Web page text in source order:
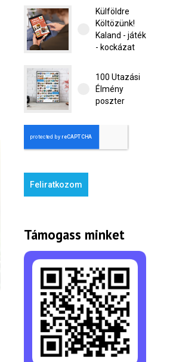
Külföldre
Költözünk!
Kaland - játék
- kockázat
100 Utazási
Élmény
poszter
Feliratkozom
Támogass minket